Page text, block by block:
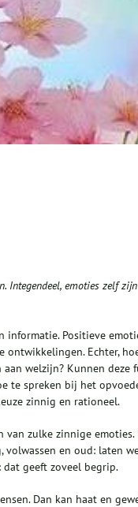
Integendeel, emoties zelf
Positieve
Echter,
welzijn? Kunnen deze
te spreken bij het
zinnig en rationeel.
zulke zinnige
en oud: laten
dat geeft zoveel begrip.
Dan kan haat en